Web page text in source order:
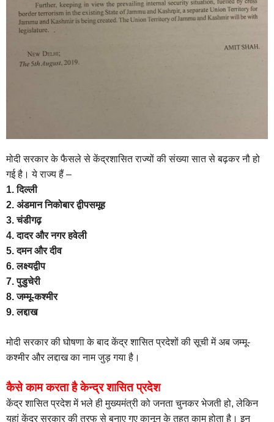
मोदी सरकार के फैसले से केंद्रशासित राज्यों की संख्या सात से बढ़कर नौ हो
गई है। ये राज्य हैं –
1. दिल्ली
2. अंडमान निकोबार द्वीपसमूह
3. चंडीगढ़
4. दादर और नगर हवेली
5. दमन और दीव
6. लक्ष्यद्वीप
7. पुडुचेरी
8. जम्मू-कश्मीर
9. लद्दाख
मोदी सरकार की घोषणा के बाद केंद्र शासित प्रदेशों की सूची में अब जम्मू-
कश्मीर और लद्दाख का नाम जुड़ गया है।
कैसे काम करता है केन्द्र शासित प्रदेश
केंद्र शासित प्रदेश में भले ही मुख्यमंत्री को जनता चुनकर भेजती हो, लेकिन
यहां केंद्र सरकार की तरफ से बनाए गए कानून के तहत काम होता है। इन